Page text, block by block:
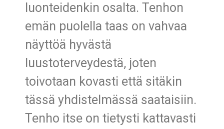
luonteidenkin osalta. Tenhon
emän puolella taas on vahvaa
näyttöä hyvästä
luustoterveydestä, joten
toivotaan kovasti että sitäkin
tässä yhdistelmässä saataisiin.
Tenho itse on tietysti kattavasti